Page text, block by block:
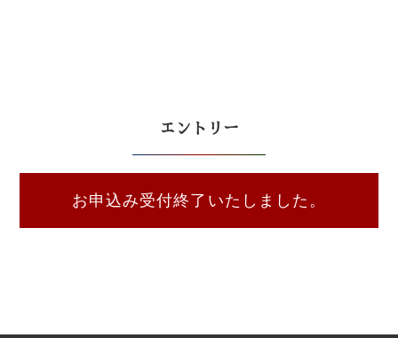
エントリー
お申込み受付終了いたしました。